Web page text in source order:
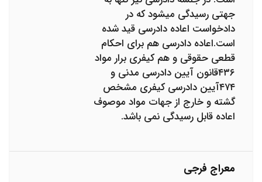
جهتی رسیدگی می‎شود که در
دادخواست اعاده دادرسی قید شده
است.اعاده دادرسی هم برای احکام
قطعی حقوقی و هم کیفری برار مواد
۴۳۶قانون آیین دادرسی مدنی و
۴۷۴آیین دادرسی کیفری مشخص
گشته و خارج از جهات مواد موصوف
اعاده قابل رسیدگی نمی باشد.
معراج فرجی